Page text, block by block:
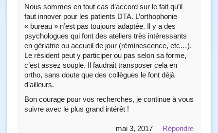
Nous sommes en tout cas d’accord sur le fait qu’il
faut innover pour les patients DTA. L’orthophonie
« bureau » n’est pas toujours adaptée. Il y a des
psychologues qui font des ateliers très intéressants
en gériatrie ou accueil de jour (réminescence, etc…).
Le résident peut y participer ou pas selon sa forme,
c’est assez souple. Il faudrait transposer cela en
ortho, sans doute que des collègues le font déjà
d’ailleurs.
Bon courage pour vos recherches, je continue à vous
suivre avec le plus grand intérêt !
Répondre
mai 3, 2017